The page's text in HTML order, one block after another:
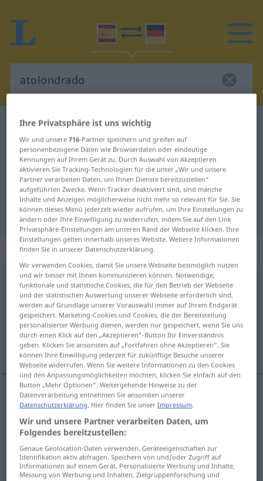
Spanisch-Deutsch Wörterbuch
Spanisch-Deutsch Übersetzung für
"atolondrado"
"atolondrado" Deutsch
Übersetzung
„atolondrado“: adjetivo
atolondrado [atolɔnˈdrað o]adj
Übersicht aller Übersetzungen
(Für mehr Details die Übersetzung anklicken/antippen)
unbesonnen, unvernünftig, leichtsinnig
unbesonnen,unvernünftig atolondrado
imprudente)
leichtsinnig atolondrado(≈ despreocupado)
Ihre Privatsphäre ist uns wichtig
Wir und unsere716-Partner speichern und greifen auf
personenbezogene Daten wie Browserdaten oder eindeutige
Kennungen auf Ihrem Gerät zu. Durch Auswahl von Akzeptieren
aktivieren Sie Tracking-Technologien für die unter „Wir und unsere
Partner verarbeiten Daten, um Ihnen Dienste bereitzustellen“
aufgeführten Zwecke. Wenn Tracker deaktiviert sind, sind manche
Inhalte und Anzeigen möglicherweise nicht mehr so relevant für Sie. Sie
können dieses Menü jederzeit wieder aufrufen, um Ihre Einstellungen zu
ändern oder Ihre Einwilligung zu widerrufen, indem Sie auf den Link
Privatsphäre-Einstellungen am unteren Rand der Webseite klicken. Ihre
Einstellungen gelten innerhalb unseres Website. Weitere Informationen
finden Sie in unserer Datenschutzerklärung.
Wir verwenden Cookies, damit Sie unsere Webseite bestmöglich nutzen
und wir besser mit Ihnen kommunizieren können. Notwendige,
funktionale und statistische Cookies, die für den Betrieb der Webseite
und der statistischen Auswertung unserer Webseite erforderlich sind,
werden auf Grundlage unserer Vorauswahl immer auf Ihrem Endgerät
gespeichert. Marketing-Cookies und Cookies, die der Bereitstellung
personalisierter Werbung dienen, werden nur gespeichert, wenn Sie uns
durch einen Klick auf den „Akzeptieren“-Button Ihr Einverständnis
geben. Klicken Sie ansonsten auf „Fortfahren ohne Akzeptieren“. Sie
können Ihre Einwilligung jederzeit für zukünftige Besuche unserer
Webseite widerrufen. Wenn Sie weitere Informationen zu den Cookies
und den Anpassungsmöglichkeiten möchten, klicken Sie einfach auf den
Button „Mehr Optionen“. Weitergehende Hinweise zu der
Datenverarbeitung entnehmen Sie ansonsten unserer
Datenschutzerklärung. Hier finden Sie unserImpressum.
Wir und unsere Partner verarbeiten Daten, um
Folgendes bereitzustellen:
Genaue Geolocation-Daten verwenden. Geräteeigenschaften zur
Identifikation aktiv abfragen. Speichern von und/oder Zugriff auf
Informationen auf einem Gerät. Personalisierte Werbung und Inhalte,
Messung von Werbung und Inhalten, Zielgruppenforschung und